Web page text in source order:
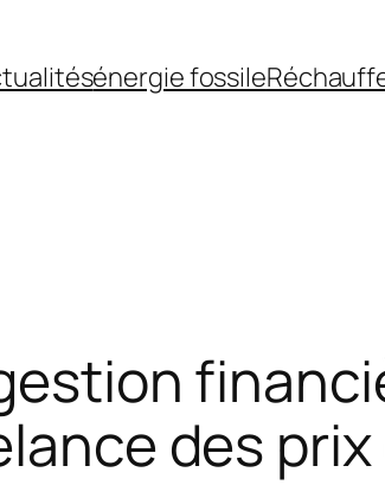
énergie fossile
des prix